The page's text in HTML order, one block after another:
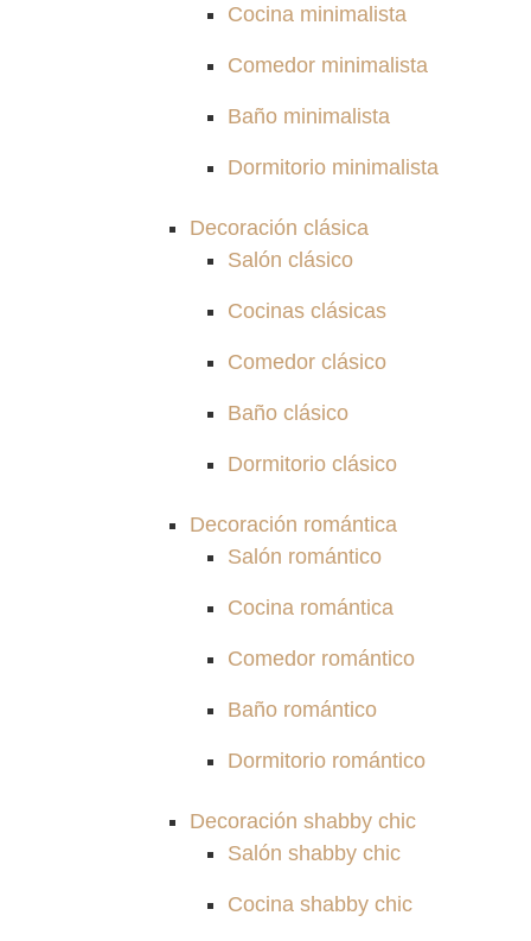
Cocina minimalista
Comedor minimalista
Baño minimalista
Dormitorio minimalista
Decoración clásica
Salón clásico
Cocinas clásicas
Comedor clásico
Baño clásico
Dormitorio clásico
Decoración romántica
Salón romántico
Cocina romántica
Comedor romántico
Baño romántico
Dormitorio romántico
Decoración shabby chic
Salón shabby chic
Cocina shabby chic